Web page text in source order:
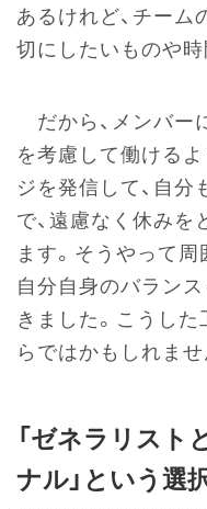
あるけれど、チーム
切にしたいものや時
だから、メンバー
を考慮して働ける
ジを発信して、自分
で、遠慮なく休み
ます。そうやって周
自分自身のバラン
きました。こうし
らではかもしれませ
「ゼネラリスト
ナル」という選